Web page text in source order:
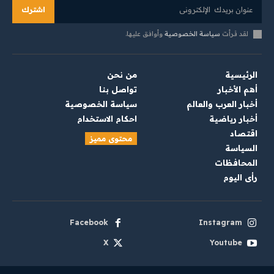
اشترك
لقد قرأت سياسة الخصوصية وأوافق عليها.
الرئيسية
أهم الأخبار
أخبار العرب والعالم
أخبار رياضية
اقتصاد
السياسة
المحافظات
رأي اليوم
من نحن
تواصل بنا
سياسة الخصوصية
احكام الاستخدام
محتوى مميز
Facebook Instagram
X Youtube